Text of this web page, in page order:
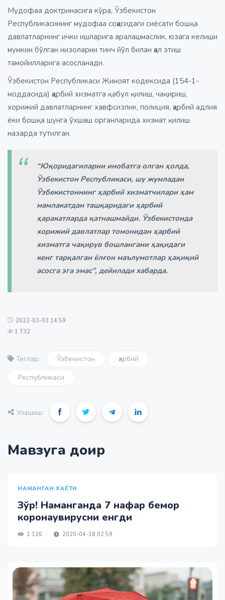
Мудофаа доктринасига кўра, Ўзбекистон
Республикасининг мудофаа соҳасидаги сиёсати бошқа
давлатларнинг ички ишларига аралашмаслик, юзага келиши
мумкин бўлган низоларни тинч йўл билан ҳал этиш
тамойилларига асосланади.
Ўзбекистон Республикаси Жиноят кодексида (154-1-
моддасида) ҳарбий хизматга қабул қилиш, чақириш,
хорижий давлатларнинг хавфсизлик, полиция, ҳарбий адлия
ёки бошқа шунга ўхшаш органларида хизмат қилиш
назарда тутилган.
“Юқоридагиларни инобатга олган ҳолда,
Ўзбекистон Республикаси, шу жумладан
Ўзбекистоннинг ҳарбий хизматчилари ҳам
мамлакатдан ташқаридаги ҳарбий
ҳаракатларда қатнашмайди. Ўзбекистонда
хорижий давлатлар томонидан ҳарбий
хизматга чақирув бошлангани ҳақидаги
кенг тарқалган ёлғон маълумотлар ҳақиқий
асосга эга эмас”, дейилади хабарда.
2022-03-03 14:59
1 732
Теглар: Ўзбекистон
ҳарбий
Республикаси
Улашиш:
Мавзуга доир
НАМАНГАН ХАЁТИ
Зўр! Наманганда 7 нафар бемор
коронаувирусни енгди
1 126 2020-04-18 02:59